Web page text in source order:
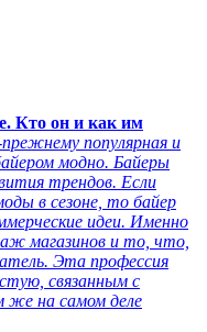
Кто он и как им
популярная и
модно. Байеры
трендов. Если
в сезоне, то байер
идеи. Именно
магазинов и то, что,
Эта профессия
связанным с
же на самом деле